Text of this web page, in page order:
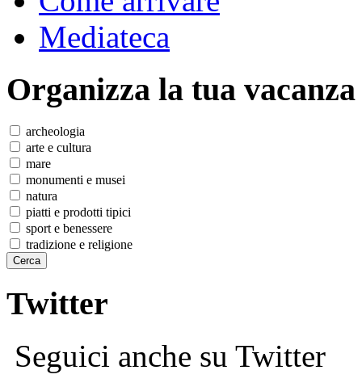
Mediateca
Organizza la tua vacanza
archeologia
arte e cultura
mare
monumenti e musei
natura
piatti e prodotti tipici
sport e benessere
tradizione e religione
Twitter
Seguici anche su Twitter